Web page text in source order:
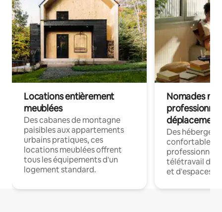
Locations entièrement
meublées
Des cabanes de montagne
paisibles aux appartements
urbains pratiques, ces
locations meublées offrent
tous les équipements d'un
logement standard.
Nomades
déplacement
Des
confortables
professionnels
télétravail
et d'espaces